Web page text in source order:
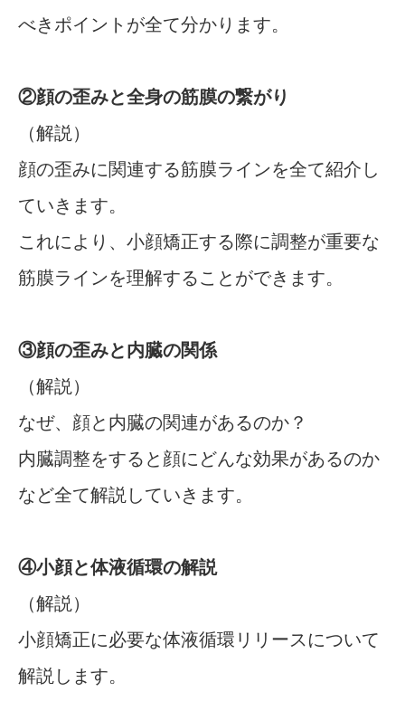
べきポイントが全て分かります。
②顔の歪みと全身の筋膜の繋がり
（解説）
顔の歪みに関連する筋膜ラインを全て紹介し
ていきます。
これにより、小顔矯正する際に調整が重要な
筋膜ラインを理解することができます。
③顔の歪みと内臓の関係
（解説）
なぜ、顔と内臓の関連があるのか？
内臓調整をすると顔にどんな効果があるのか
など全て解説していきます。
④小顔と体液循環の解説
（解説）
小顔矯正に必要な体液循環リリースについて
解説します。